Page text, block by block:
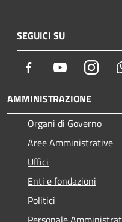
SEGUICI SU
Facebook Youtube
AMMINISTRAZIONE
Organi di Governo
Aree Amministrative
Uffici
Enti e fondazioni
Politici